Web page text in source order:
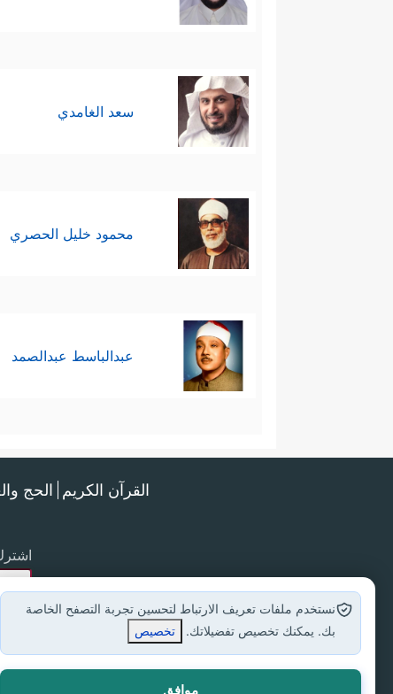
سعد الغامدي
محمود خليل الحصري
عبدالباسط عبدالصمد
القرآن الكريم الحج
نستخدم ملفات تعريف الارتباط لتحسين تجربة التصفح الخاصة
بك. يمكنك تخصيص تفضيلاتك.
تخصيص
موافق